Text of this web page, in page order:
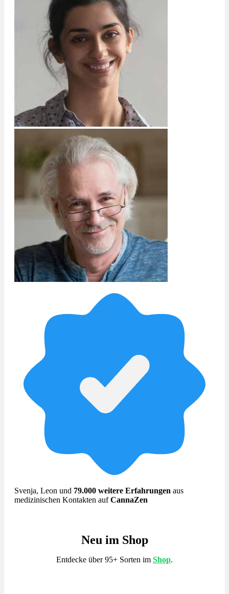
Svenja, Leon und 79.000 weitere Erfahrungen aus
medizinischen Kontakten aufCannaZen
Neu im Shop
Entdecke über 95+ Sorten im Shop.